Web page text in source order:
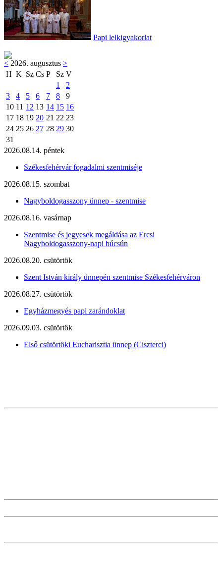
Papi lelkigyakorlat
< 2026. augusztus >
H K Sz Cs P Sz V
1
2
3
4 5 6 7 8
9
10 11 12 13 14 15 16
17 18 19 20 21 22 23
24 25 26 27 28 29 30
31
2026.08.14. péntek
Székesfehérvár fogadalmi szentmiséje
2026.08.15. szombat
Nagyboldogasszony ünnep - szentmise
2026.08.16. vasárnap
Szentmise és jegyesek megáldása az Ercsi
Nagyboldogasszony-napi búcsún
2026.08.20. csütörtök
Szent István király ünnepén szentmise Székesfehérváron
2026.08.27. csütörtök
Egyházmegyés papi zarándoklat
2026.09.03. csütörtök
Első csütörtöki Eucharisztia ünnep (Ciszterci)